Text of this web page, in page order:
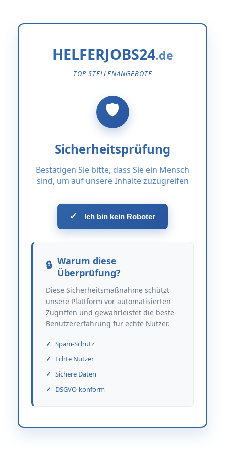
HELFERJOBS24
TOP STELLENANGEBOTE
Sicherheitsprüfung
Bestätigen Sie bitte, dass Sie ein Mensch
sind, um auf unsere Inhalte zuzugreifen
✓ Ich bin kein Roboter
Warum diese
Überprüfung?
Diese Sicherheitsmaßnahme schützt
unsere Plattform vor automatisierten
Zugriffen und gewährleistet die beste
Benutzererfahrung für echte Nutzer.
Spam-Schutz
Echte Nutzer
Sichere Daten
DSGVO-konform